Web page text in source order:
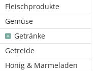
Fleischprodukte
Gemüse
Getränke
Getreide
Honig & Marmeladen